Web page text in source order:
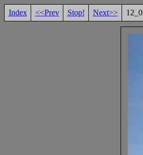
Index <<Prev Stop! Next>>